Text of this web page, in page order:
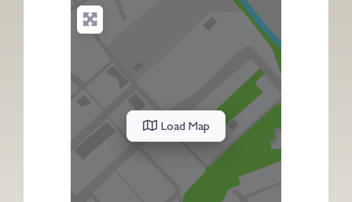
Load Map